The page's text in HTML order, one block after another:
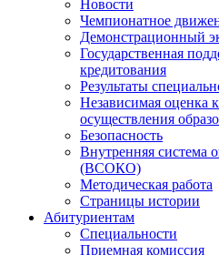
Новости
Чемпионатное
Демонстрационный
Государственная
кредитования
Результаты
Независимая оценка
осуществления
Безопасность
Внутренняя система
(ВСОКО)
Методическая работа
Страницы истории
Абитуриентам
Специальности
Приемная комиссия